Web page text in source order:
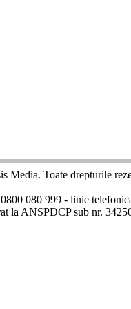
Media. Toate drepturile
080 999 - linie
la ANSPDCP sub nr.